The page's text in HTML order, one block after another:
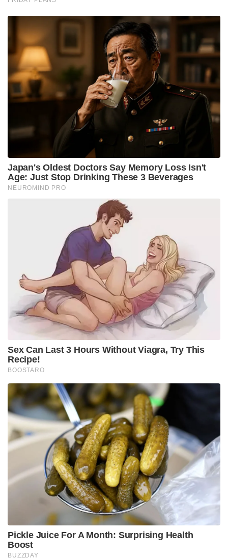
Japan's Oldest Doctors Say Memory Loss Isn't
Age: Just Stop Drinking These 3 Beverages
NEUROMIND PRO
Sex Can Last 3 Hours Without Viagra, Try This
Recipe!
BOOSTARO
Pickle Juice For A Month: Surprising Health
Boost
BUZZDAY